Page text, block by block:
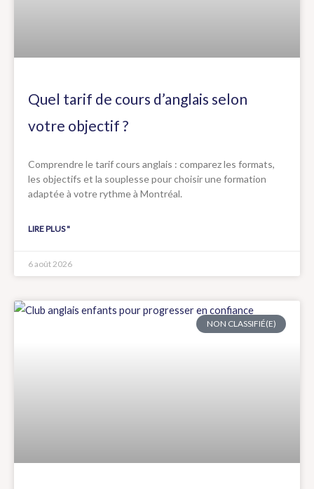
Quel tarif de cours d’anglais selon
votre objectif ?
Comprendre le tarif cours anglais : comparez les formats,
les objectifs et la souplesse pour choisir une formation
adaptée à votre rythme à Montréal.
LIRE PLUS "
6 août 2026
NON CLASSIFIÉ(E)